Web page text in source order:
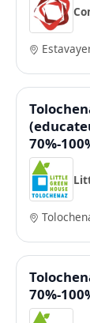
70%-
70%-